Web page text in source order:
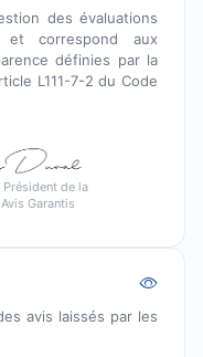
des évaluations
correspond aux
définies par la
L111-7-2 du Code
de la
Garantis
avis laissés par les